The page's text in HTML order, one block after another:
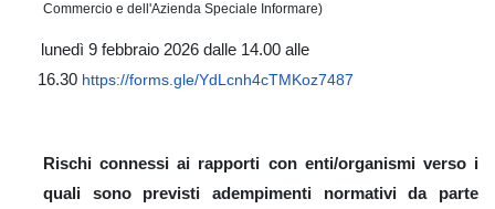
Commercio e dell'Azienda Speciale Informare)
lunedì 9 febbraio 2026 dalle 14.00 alle
16.30 https://forms.gle/YdLcnh4cTMKoz7487
Rischi connessi ai rapporti con enti/organismi verso i
quali sono previsti adempimenti normativi da parte